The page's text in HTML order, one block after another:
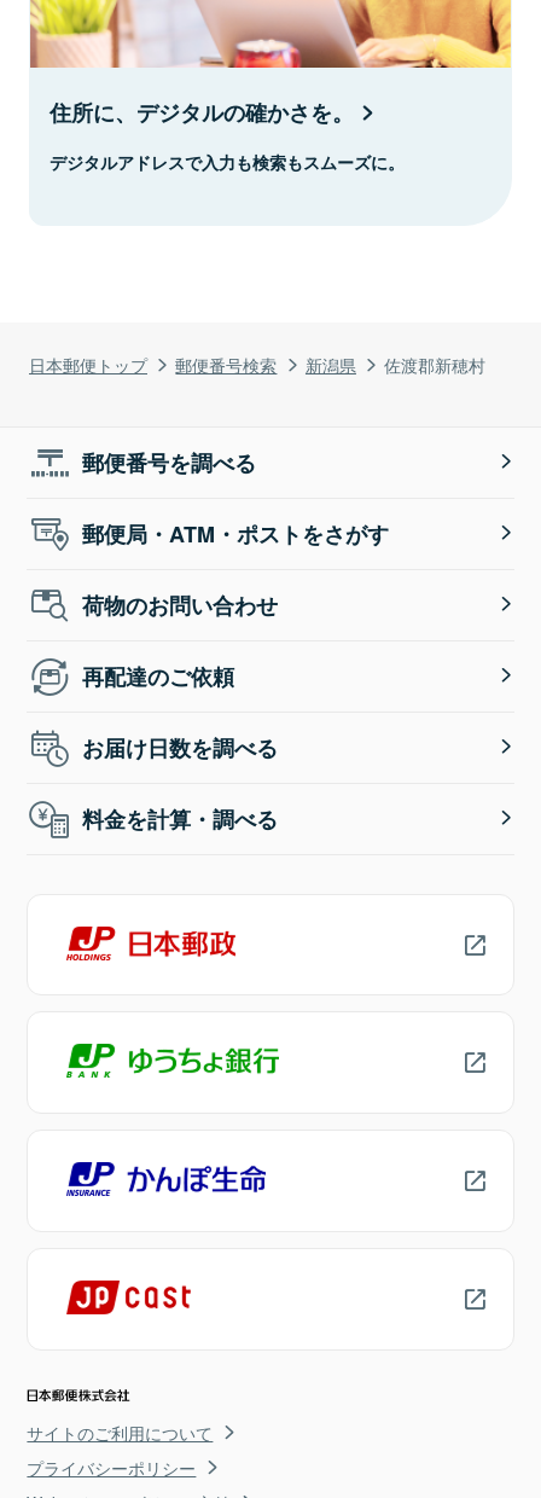
日本郵便トップ 郵便番号検索 新潟県 佐渡郡新穂村
住所に、デジタルの確かさを。
デジタルアドレスで入力も検索もスムーズに。
郵便番号を調べる
郵便局・ATM・ポストをさがす
荷物のお問い合わせ
再配達のご依頼
お届け日数を調べる
料金を計算・調べる
サイトのご利用について
プライバシーポリシー